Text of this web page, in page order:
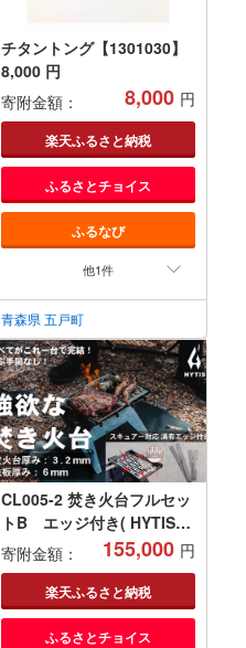
チタントング【1301030】
8,000 円
寄附金額：
8,000 円
楽天ふるさと納税
ふるさとチョイス
ふるなび
他1件
青森県 五戸町
CL005-2 焚き火台フルセッ
トB エッジ付き( HYTIS：
ハイティス) トートバッグ
付き
寄附金額： 155,000 円
楽天ふるさと納税
ふるさとチョイス